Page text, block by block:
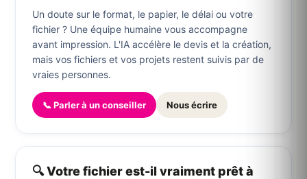
Un doute sur le format, le papier, le délai ou votre
fichier ? Une équipe humaine vous accompagne
avant impression. L'IA accélère le devis et la création,
mais vos fichiers et vos projets restent suivis par de
vraies personnes.
📞 Parler à un conseiller Nous écrire
🔍 Votre fichier est-il vraiment prêt à